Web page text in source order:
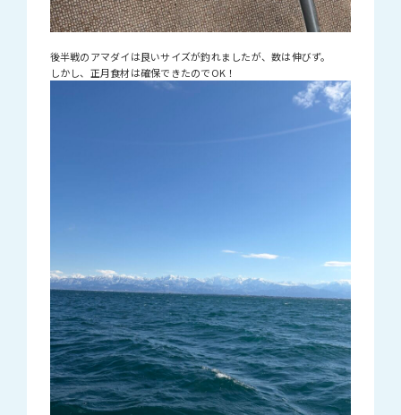
後半戦のアマダイは良いサイズが釣れましたが、数は伸びず。
しかし、正月食材は確保できたのでOK！